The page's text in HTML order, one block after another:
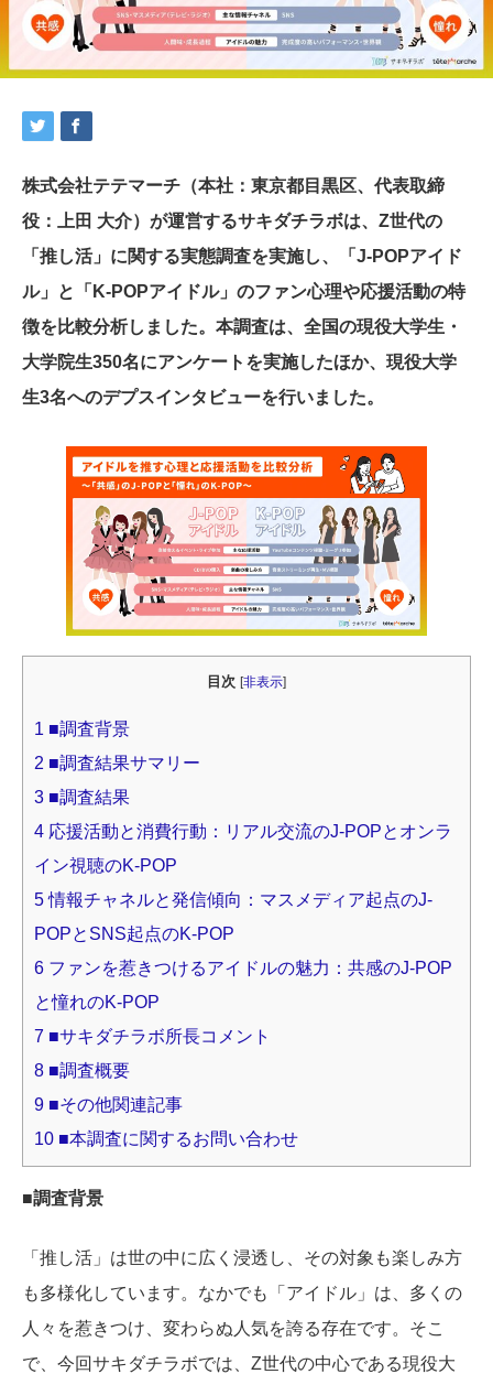
株式会社テテマーチ（本社：東京都目黒区、代表取締
役：上田 大介）が運営するサキダチラボは、Z世代の
「推し活」に関する実態調査を実施し、「J-POPアイド
ル」と「K-POPアイドル」のファン心理や応援活動の特
徴を比較分析しました。本調査は、全国の現役大学生・
大学院生350名にアンケートを実施したほか、現役大学
生3名へのデプスインタビューを行いました。
目次 [非表示]
1 ■調査背景
2 ■調査結果サマリー
3 ■調査結果
4 応援活動と消費行動：リアル交流のJ-POPとオンラ
イン視聴のK-POP
5情報チャネルと発信傾向：マスメディア起点のJ-
POPとSNS起点のK-POP
6 ファンを惹きつけるアイドルの魅力：共感のJ-POP
と憧れのK-POP
7 ■サキダチラボ所長コメント
8 ■調査概要
9 ■その他関連記事
10 ■本調査に関するお問い合わせ
■調査背景
「推し活」は世の中に広く浸透し、その対象も楽しみ方
も多様化しています。なかでも「アイドル」は、多くの
人々を惹きつけ、変わらぬ人気を誇る存在です。そこ
で、今回サキダチラボでは、Z世代の中心である現役大